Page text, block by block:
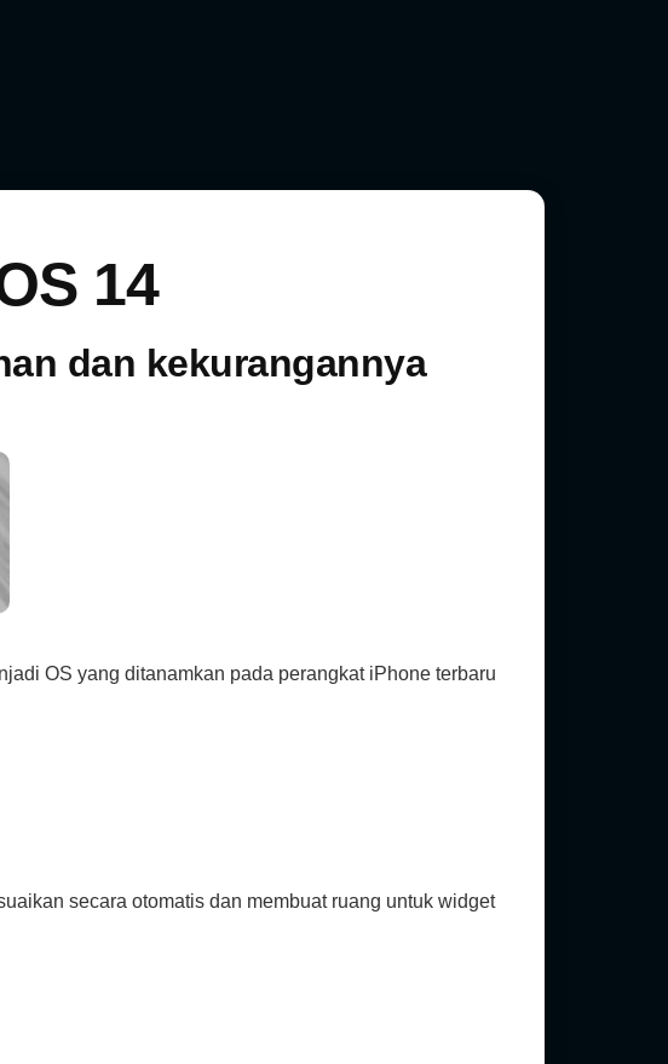
14
dan kekurangannya
OS yang ditanamkan pada perangkat iPhone terbaru
secara otomatis dan membuat ruang untuk widget